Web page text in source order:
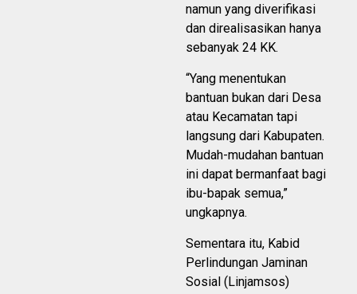
namun yang diverifikasi
dan direalisasikan hanya
sebanyak 24 KK.
“Yang menentukan
bantuan bukan dari Desa
atau Kecamatan tapi
langsung dari Kabupaten.
Mudah-mudahan bantuan
ini dapat bermanfaat bagi
ibu-bapak semua,”
ungkapnya.
Sementara itu, Kabid
Perlindungan Jaminan
Sosial (Linjamsos)